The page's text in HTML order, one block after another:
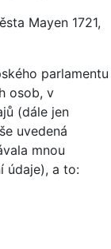
Mayen 1721,
parlamentu
osob, v
(dále jen
uvedená
mnou
údaje), a to: